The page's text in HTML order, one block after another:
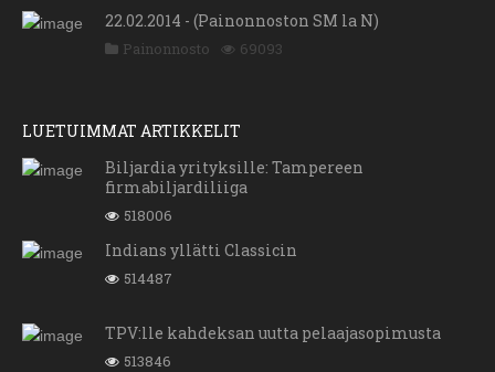
22.02.2014 - (Painonnoston SM la N)
Painonnosto 69093
LUETUIMMAT ARTIKKELIT
Biljardia yrityksille: Tampereen
firmabiljardiliiga
518006
Indians yllätti Classicin
514487
TPV:lle kahdeksan uutta pelaajasopimusta
513846